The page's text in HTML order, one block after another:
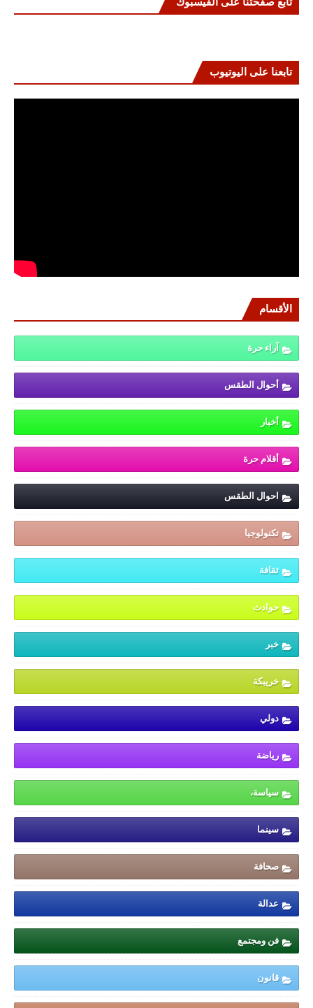
تابعنا على اليوتيوب
الأقسام
آراء حرة
أحوال الطقس
أخبار
أقلام حرة
احوال الطقس
تكنولوجيا
ثقافة
حوادث
خبر
خريبكة
دولي
رياضة
سياسة،
سينما
صحافة
عدالة
فن ومجتمع
قانون